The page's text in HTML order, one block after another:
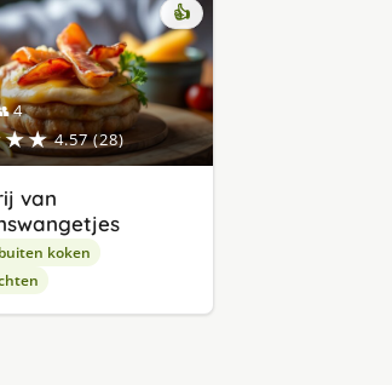
4
4.57 (28)
👍
van
koken